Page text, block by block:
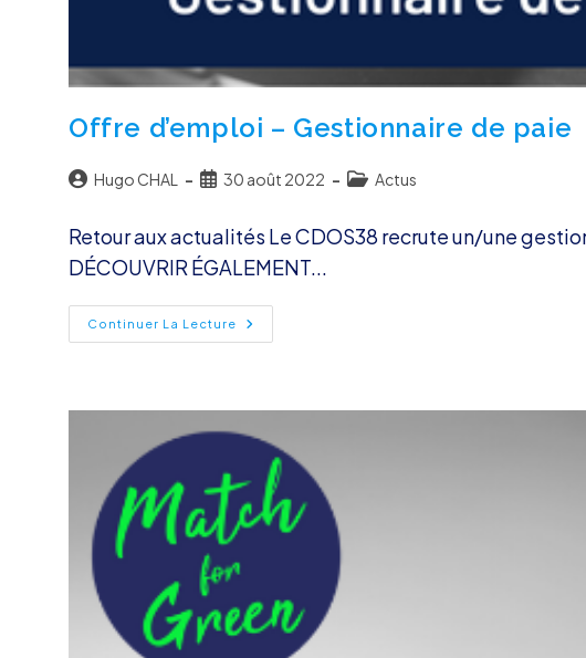
Offre d’emploi – Gestionnaire de paie
Auteur/autrice
la
publication :
Hugo CHAL
Publication
30 août 2022
PostActus
Retour aux actualités Le CDOS38 recrute un/une
DÉCOUVRIR ÉGALEMENT...​
Continuer La Lecture Offre
D’emploi